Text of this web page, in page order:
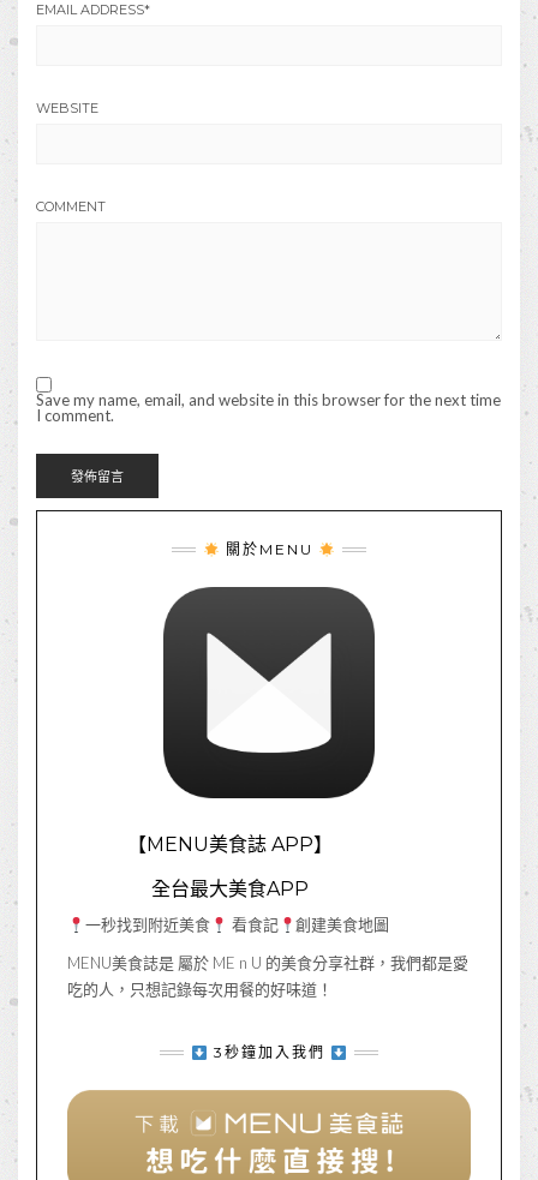
EMAIL ADDRESS*
WEBSITE
COMMENT
Save my name, email, and website in this browser for the next time
I comment.
關於MENU
【MENU美食誌 APP】
全台最大美食APP
一秒找到附近美食 看食記
創建美食地圖
MENU美食誌是 屬於 ME n U 的美食分享社群，我們都是愛
吃的人，只想記錄每次用餐的好味道！
3秒鐘加入我們